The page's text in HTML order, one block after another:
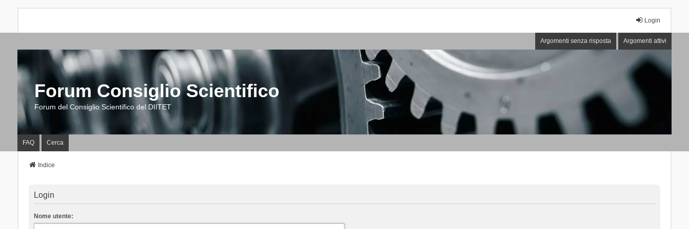
Login
Argomenti senza risposta Argomenti attivi
Forum Consiglio Scientifico
Forum del Consiglio Scientifico del DIITET
FAQ Cerca
Indice
Login
Nome utente: